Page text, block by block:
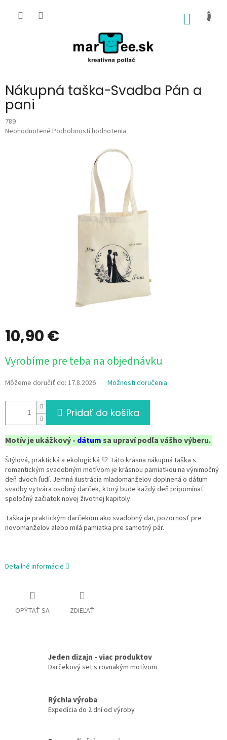
Nákupná taška-Svadba Pán a
pani
789
Priemerné
Neohodnotené Podrobnosti hodnotenia
10,90 €
cena:
Vyrobíme pre teba na objednávku
Môžeme doručiť do: 17.8.2026 Možnosti doručenia
Pridať do košíka
Motív je ukážkový - dátumsa upraví podľa vášho výberu.
Štýlová, praktická a ekologická 💛 Táto krásna nákupná taška s
romantickým svadobným motívom je krásnou pamiatkou na výnimočný
deň dvoch ľudí. Jemná ilustrácia mladomanželov doplnená o dátum
svadby vytvára osobný darček, ktorý bude každý deň pripomínať
spoločný začiatok novej životnej kapitoly.
Taška je praktickým darčekom ako svadobný dar, pozornosť pre
novomanželov alebo milá pamiatka pre samotný pár.
Detailné informácie
OPÝTAŤ SA ZDIEĽAŤ
Jeden dizajn - viac produktov
Darčekový set s rovnakým motívom
Rýchla výroba
Expedícia do 2 dní od výroby